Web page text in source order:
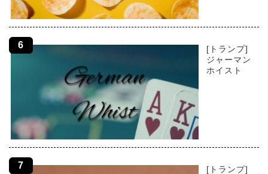
[トランプ]
ジャーマン
ホイスト
[トランプ]